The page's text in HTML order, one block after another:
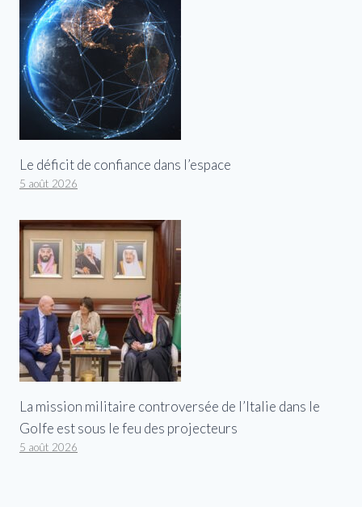
Le déficit de confiance dans l’espace
5 août 2026
La mission militaire controversée de l’Italie dans le
Golfe est sous le feu des projecteurs
5 août 2026